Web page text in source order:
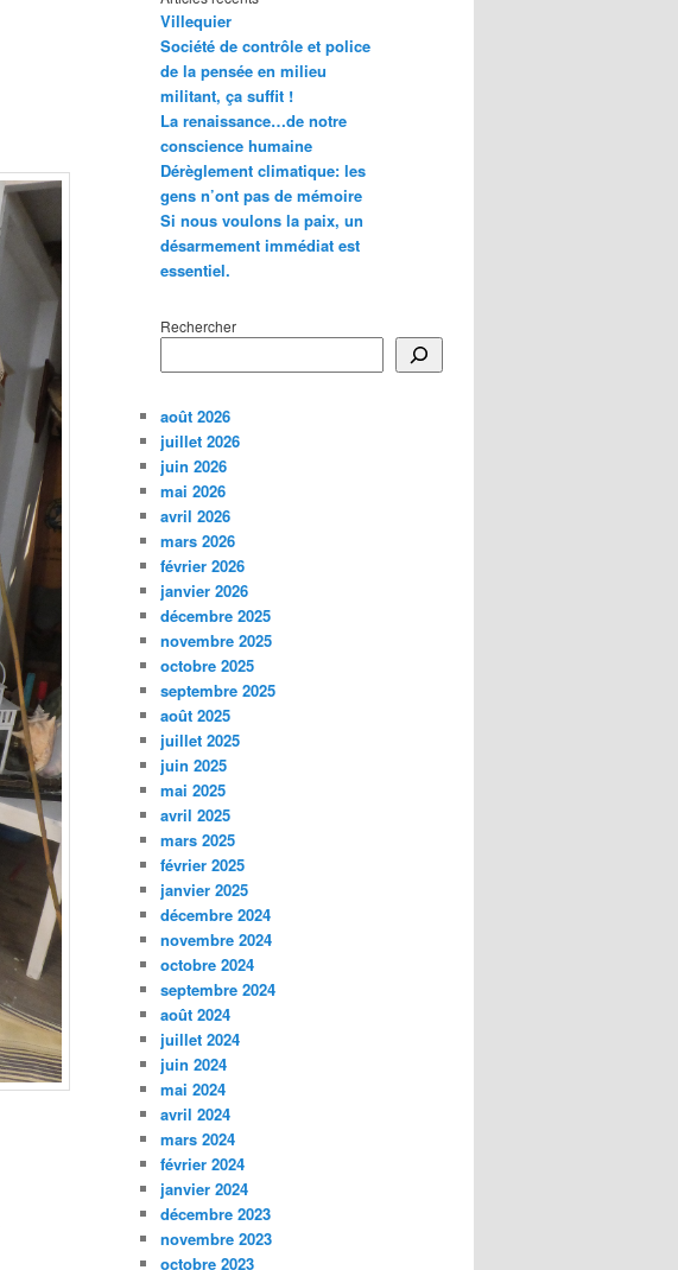
Villequier
Société de contrôle et police
de la pensée en milieu
militant, ça suffit !
La renaissance…de notre
conscience humaine
Dérèglement climatique: les
gens n’ont pas de mémoire
Si nous voulons la paix, un
désarmement immédiat est
essentiel.
Rechercher
août 2026
juillet 2026
juin 2026
mai 2026
avril 2026
mars 2026
février 2026
janvier 2026
décembre 2025
novembre 2025
octobre 2025
septembre 2025
août 2025
juillet 2025
juin 2025
mai 2025
avril 2025
mars 2025
février 2025
janvier 2025
décembre 2024
novembre 2024
octobre 2024
septembre 2024
août 2024
juillet 2024
juin 2024
mai 2024
avril 2024
mars 2024
février 2024
janvier 2024
décembre 2023
novembre 2023
octobre 2023